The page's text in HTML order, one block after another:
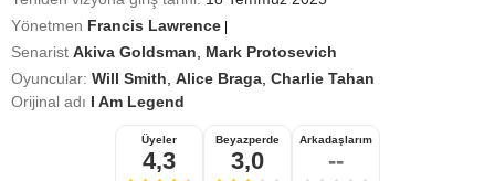
Yönetmen Francis Lawrence
Senarist Akiva Goldsman
Mark Protosevich
Oyuncular: Will Smith Alice Braga Charlie Tahan
Orijinal adı I Am Legend
Üyeler
4,3
Beyazperde
3,0
Arkadaşlarım
--